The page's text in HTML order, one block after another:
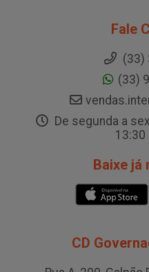
Fale
(33)
(33)
De segunda a
13:30
Baixe já
CD